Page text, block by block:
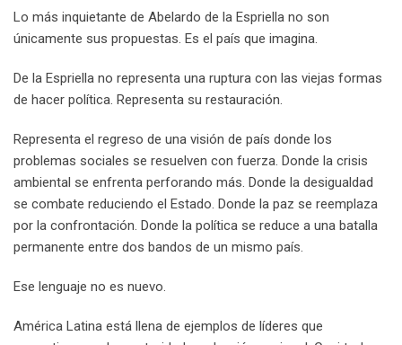
Lo más inquietante de Abelardo de la Espriella no son
únicamente sus propuestas. Es el país que imagina.
De la Espriella no representa una ruptura con las viejas formas
de hacer política. Representa su restauración.
Representa el regreso de una visión de país donde los
problemas sociales se resuelven con fuerza. Donde la crisis
ambiental se enfrenta perforando más. Donde la desigualdad
se combate reduciendo el Estado. Donde la paz se reemplaza
por la confrontación. Donde la política se reduce a una batalla
permanente entre dos bandos de un mismo país.
Ese lenguaje no es nuevo.
América Latina está llena de ejemplos de líderes que